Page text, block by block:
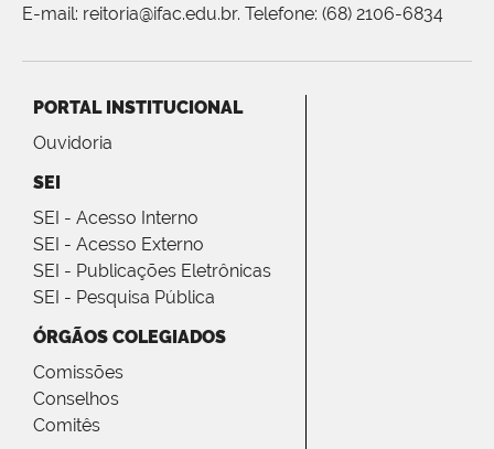
E-mail: reitoria@ifac.edu.br. Telefone: (68) 2106-6834
PORTAL INSTITUCIONAL
Ouvidoria
SEI
SEI - Acesso Interno
SEI - Acesso Externo
SEI - Publicações Eletrônicas
SEI - Pesquisa Pública
ÓRGÃOS COLEGIADOS
Comissões
Conselhos
Comitês